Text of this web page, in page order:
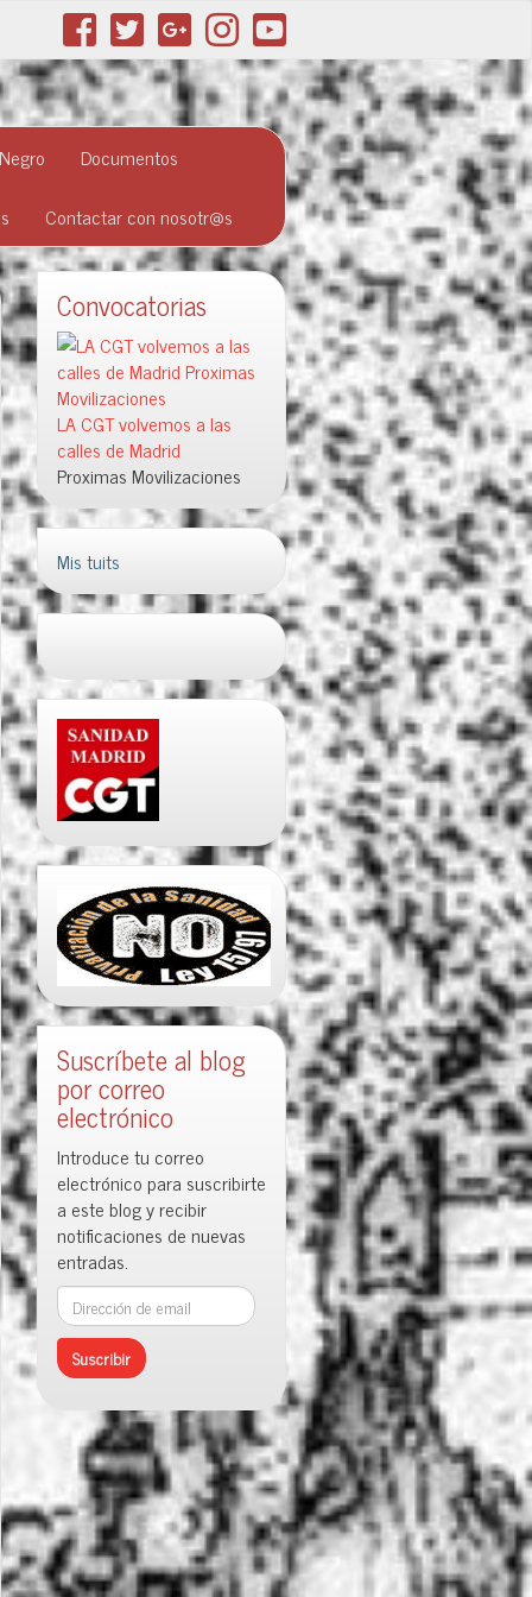
Documentos
Contactar con nosotr@s
Convocatorias
LA CGT volvemos a las
calles de Madrid
Proximas Movilizaciones
Mis tuits
Suscríbete al blog
por correo
electrónico
Introduce tu correo
electrónico para suscribirte
a este blog y recibir
notificaciones de nuevas
entradas.
Dirección
de
email